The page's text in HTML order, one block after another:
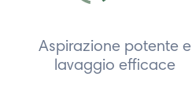
Aspirazione potente e
lavaggio efficace